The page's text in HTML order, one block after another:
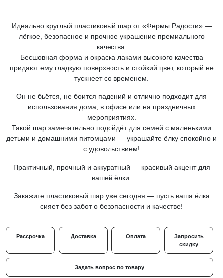
Идеально круглый пластиковый шар от «Фермы Радости» —
лёгкое, безопасное и прочное украшение премиального
качества.
Бесшовная форма и окраска лаками высокого качества
придают ему гладкую поверхность и стойкий цвет, который не
тускнеет со временем.
Он не бьётся, не боится падений и отлично подходит для
использования дома, в офисе или на праздничных
мероприятиях.
Такой шар замечательно подойдёт для семей с маленькими
детьми и домашними питомцами — украшайте ёлку спокойно и
с удовольствием!
Практичный, прочный и аккуратный — красивый акцент для
вашей ёлки.
Закажите пластиковый шар уже сегодня — пусть ваша ёлка
сияет без забот о безопасности и качестве!
Рассрочка Доставка Оплата
Запросить
скидку
Задать вопрос по товару